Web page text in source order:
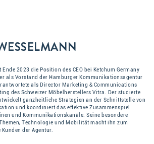
2023 die Position des CEO bei Ketchum Germany
als Vorstand der Hamburger Kommunikationsagentur
als Director Marketing & Communications
des Schweizer Möbelherstellers Vitra. Der studierte
ganzheitliche Strategien an der Schnittstelle von
und koordiniert das effektive Zusammenspiel
und Kommunikationskanäle. Seine besondere
Technologie und Mobilität macht ihn zum
der Agentur.